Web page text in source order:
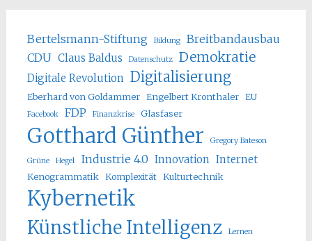
Bertelsmann-Stiftung Bildung
Breitbandausbau
CDU Claus Baldus Datenschutz Demokratie
Digitale Revolution Digitalisierung
Eberhard von Goldammer Engelbert Kronthaler EU
Facebook FDP Finanzkrise Glasfaser
Gotthard Günther Gregory Bateson
Grüne Hegel Industrie 4.0 Innovation Internet
Kenogrammatik Komplexität Kulturtechnik
Kybernetik
Künstliche Intelligenz Lernen